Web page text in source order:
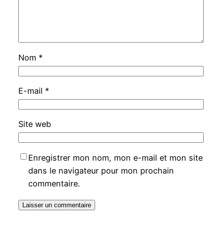
Nom *
E-mail *
Site web
Enregistrer mon nom, mon e-mail et mon site
dans le navigateur pour mon prochain
commentaire.